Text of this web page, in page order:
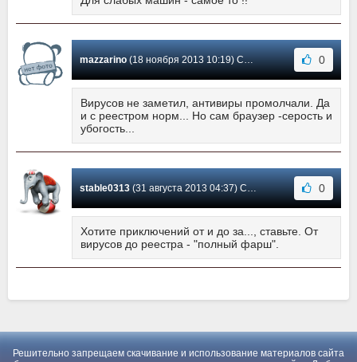
mazzarino(18 ноября 2013 10:19) Сообщение #2 0
Вирусов не заметил, антивиры промолчали. Да
и с реестром норм... Но сам браузер -серость и
убогость...
stable0313(31 августа 2013 04:37) Сообщение #1 0
Хотите приключений от и до за..., ставьте. От
вирусов до реестра - "полный фарш".
Решительно запрещаем скачивание и использование материалов сайта